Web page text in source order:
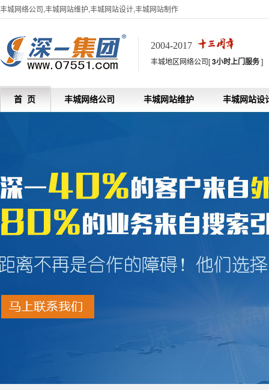
丰城网络公司,丰城网站维护,丰城网站设计,丰城网站制作
2004-2017
丰城地区网络公司[3小时上门服务]
首 页 丰城网络公司 丰城网站维护 丰城网站设